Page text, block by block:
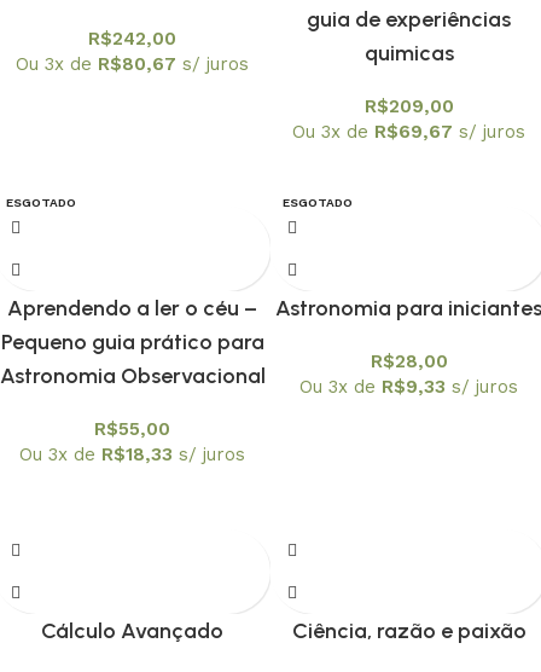
R$242,00
Ou 3x de R$80,67 s/ juros
guia de experiências
quimicas
R$209,00
Ou 3x de R$69,67 s/ juros
ESGOTADO
Aprendendo a ler o céu –
Pequeno guia prático para
Astronomia Observacional
R$55,00
Ou 3x de R$18,33 s/ juros
ESGOTADO
Astronomia para iniciantes
R$28,00
Ou 3x de R$9,33 s/ juros
Cálculo Avançado Ciência, razão e paixão